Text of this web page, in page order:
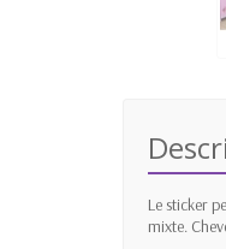
Le sticker
mixte.